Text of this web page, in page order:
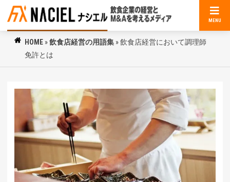
MENU
HOME »飲食店経営の用語集 »飲食店経営において調理師
免許とは